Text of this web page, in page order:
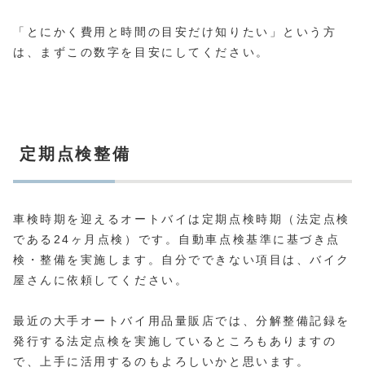
「とにかく費用と時間の目安だけ知りたい」という方
は、まずこの数字を目安にしてください。
定期点検整備
車検時期を迎えるオートバイは定期点検時期（法定点検
である24ヶ月点検）です。自動車点検基準に基づき点
検・整備を実施します。自分でできない項目は、バイク
屋さんに依頼してください。
最近の大手オートバイ用品量販店では、分解整備記録を
発行する法定点検を実施しているところもありますの
で、上手に活用するのもよろしいかと思います。